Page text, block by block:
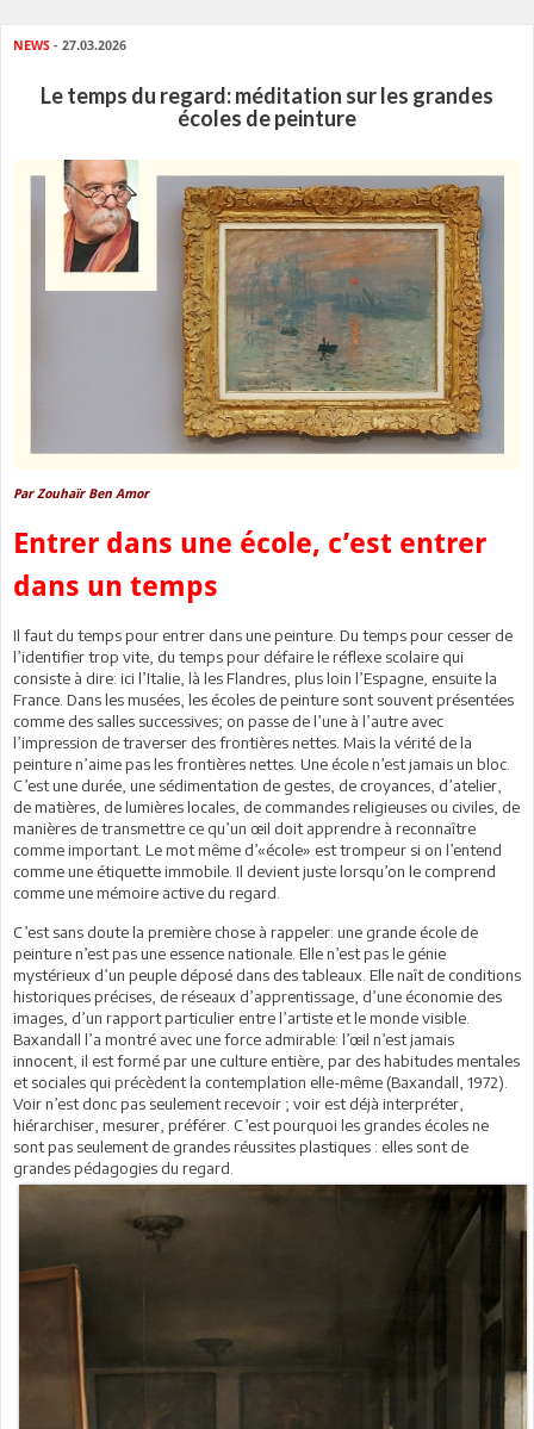
NEWS - 27.03.2026
Le temps du regard: méditation sur les grandes
écoles de peinture
Par Zouhaïr Ben Amor
Entrer dans une école, c’est entrer
dans un temps
Il faut du temps pour entrer dans une peinture. Du temps pour cesser de
l’identifier trop vite, du temps pour défaire le réflexe scolaire qui
consiste à dire: ici l’Italie, là les Flandres, plus loin l’Espagne, ensuite la
France. Dans les musées, les écoles de peinture sont souvent présentées
comme des salles successives; on passe de l’une à l’autre avec
l’impression de traverser des frontières nettes. Mais la vérité de la
peinture n’aime pas les frontières nettes. Une école n’est jamais un bloc.
C’est une durée, une sédimentation de gestes, de croyances, d’atelier,
de matières, de lumières locales, de commandes religieuses ou civiles, de
manières de transmettre ce qu’un œil doit apprendre à reconnaître
comme important. Le mot même d’«école» est trompeur si on l’entend
comme une étiquette immobile. Il devient juste lorsqu’on le comprend
comme une mémoire active du regard.
C’est sans doute la première chose à rappeler: une grande école de
peinture n’est pas une essence nationale. Elle n’est pas le génie
mystérieux d’un peuple déposé dans des tableaux. Elle naît de conditions
historiques précises, de réseaux d’apprentissage, d’une économie des
images, d’un rapport particulier entre l’artiste et le monde visible.
Baxandall l’a montré avec une force admirable: l’œil n’est jamais
innocent, il est formé par une culture entière, par des habitudes mentales
et sociales qui précèdent la contemplation elle-même (Baxandall, 1972).
Voir n’est donc pas seulement recevoir ; voir est déjà interpréter,
hiérarchiser, mesurer, préférer. C’est pourquoi les grandes écoles ne
sont pas seulement de grandes réussites plastiques : elles sont de
grandes pédagogies du regard.